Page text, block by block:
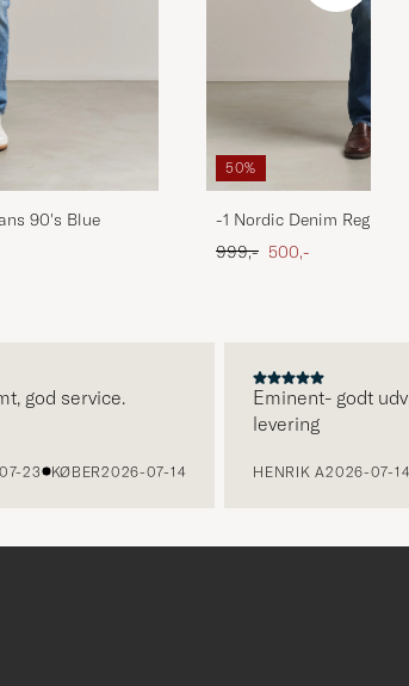
90's Blue
50%
-1 Nordic Denim Regular
Ordinary pris
999,- Nedsat pris
500,-
service.
KØBER2026-07-14
Eminent- godt udvalg
levering
HENRIK A2026-07-14